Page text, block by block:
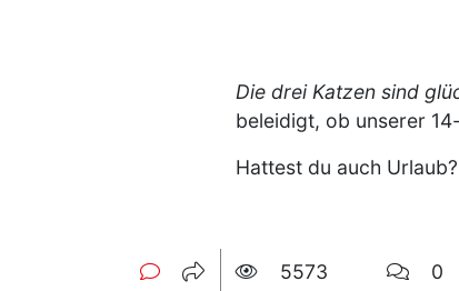
Die drei Katzen sind
beleidigt, ob unserer
Hattest du auch
5573 0